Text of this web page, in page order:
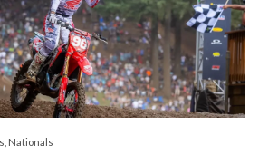
Nationals